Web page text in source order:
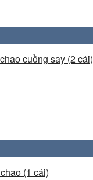
cuồng say (2 cái)
(1 cái)